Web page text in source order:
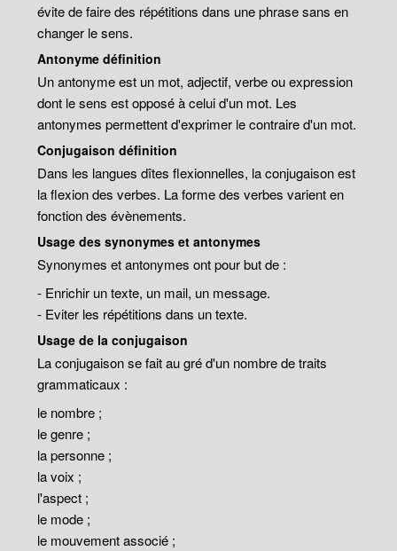
évite de faire des répétitions dans une phrase sans en
changer le sens.
Antonyme définition
Un antonyme est un mot, adjectif, verbe ou expression
dont le sens est opposé à celui d'un mot. Les
antonymes permettent d'exprimer le contraire d'un mot.
Conjugaison définition
Dans les langues dîtes flexionnelles, la conjugaison est
la flexion des verbes. La forme des verbes varient en
fonction des évènements.
Usage des synonymes et antonymes
Synonymes et antonymes ont pour but de :
- Enrichir un texte, un mail, un message.
- Eviter les répétitions dans un texte.
Usage de la conjugaison
La conjugaison se fait au gré d'un nombre de traits
grammaticaux :
le nombre ;
le genre ;
la personne ;
la voix ;
l'aspect ;
le mode ;
le mouvement associé ;